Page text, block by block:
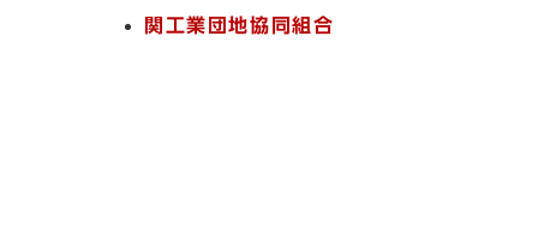
関工業団地協同組合